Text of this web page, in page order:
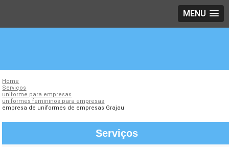
MENU
Home
Serviços
uniforme para empresas
uniformes femininos para empresas
empresa de uniformes de empresas Grajau
Serviços